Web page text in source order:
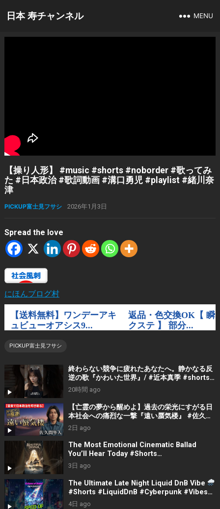
日本 寿チャンネル MENU
【操り人形】 #music #shorts #noborder #歌ってみ
た #日本政治 #歌詞動画 #溝口勇児 #playlist #緒川奈
津
PICKUP富士見フサシ 2026年1月3日
Spread the love
にほんブログ村
PICKUP富士見フサシ
終わらない競争に疲れたあなたへ。静かなる反
逆の歌『かわいた世界』/ #近本真季 #shorts
#music
20時間 ago
【亡霊の夢から醒めよ】過去の栄光にすがる日
本社会への痛烈な一撃『遠い蜃気楼』 #佐久間
隼人
2日 ago
The Most Emotional Cinematic Ballad
You’ll Hear Today #Shorts
#CinematicMusic #EmotionalVibes #Piano
3日 ago
The Ultimate Late Night Liquid DnB Vibe
#Shorts #LiquidDnB #Cyberpunk #Vibes
#ElectronicMusic
4日 ago